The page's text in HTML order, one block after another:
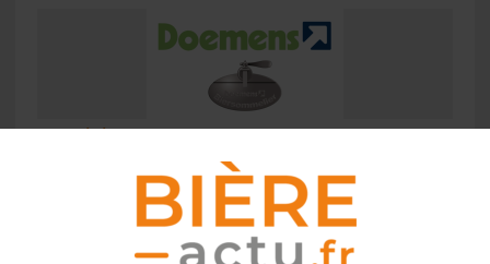
ACTUS,ÉVÉNEMENTS
La certification Sommelier Bière Doemens
proposée pour la première fois en Belgique